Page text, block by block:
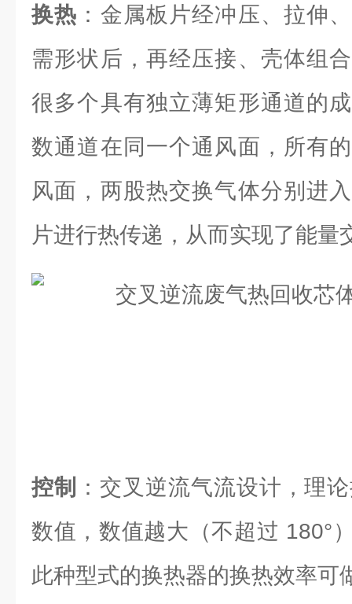
换热 ：金属板片经冲压、拉伸
需形状后，再经压接、壳体组
很多个具有独立薄矩形通道的
数通道在同一个通风面，所有
风面，两股热交换气体分别进
片进行热传递，从而实现了能量
控制
：交叉逆流气流设计，理
数值，数值越大（不超过 180°
此种型式的换热器的换热效率可